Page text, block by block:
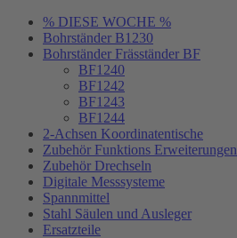
% DIESE WOCHE %
Bohrständer B1230
Bohrständer Fräsständer BF
BF1240
BF1242
BF1243
BF1244
2-Achsen Koordinatentische
Zubehör Funktions Erweiterungen
Zubehör Drechseln
Digitale Messsysteme
Spannmittel
Stahl Säulen und Ausleger
Ersatzteile